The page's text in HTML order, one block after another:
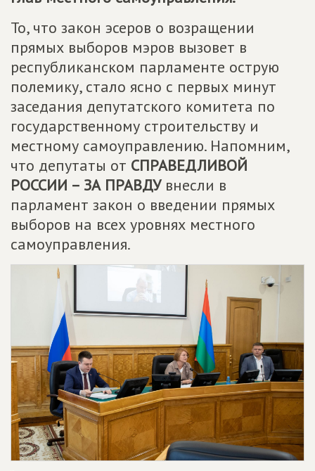
То, что закон эсеров о возращении
прямых выборов мэров вызовет в
республиканском парламенте острую
полемику, стало ясно с первых минут
заседания депутатского комитета по
государственному строительству и
местному самоуправлению. Напомним,
что депутаты от СПРАВЕДЛИВОЙ
РОССИИ – ЗА ПРАВДУвнесли в
парламент закон о введении прямых
выборов на всех уровнях местного
самоуправления.